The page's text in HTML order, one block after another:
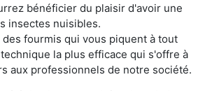
bénéficier du plaisir d'avoir une
insectes nuisibles.
des fourmis qui vous piquent à tout
la plus efficace qui s'offre à
aux professionnels de notre société.